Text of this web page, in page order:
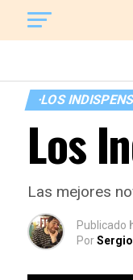
·LOS
Los
Las mejores
Publicado
Por